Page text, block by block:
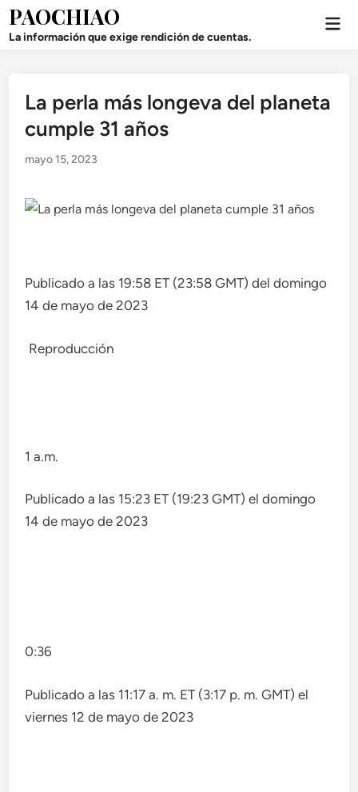
Saltar
contenido
PAOCHIAO
La información que exige rendición de cuentas.
Publicado
en
La perla más longeva del planeta
cumple 31 años
mayo 15, 2023
Publicado a las 19:58 ET (23:58 GMT) del domingo
14 de mayo de 2023
Reproducción
1 a.m.
Publicado a las 15:23 ET (19:23 GMT) el domingo
14 de mayo de 2023
0:36
Publicado a las 11:17 a. m. ET (3:17 p. m. GMT) el
viernes 12 de mayo de 2023